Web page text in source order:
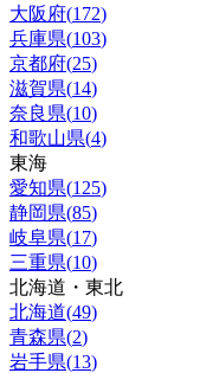
大阪府(172)
兵庫県(103)
京都府(25)
滋賀県(14)
奈良県(10)
和歌山県(4)
東海
愛知県(125)
静岡県(85)
岐阜県(17)
三重県(10)
北海道・東北
北海道(49)
青森県(2)
岩手県(13)